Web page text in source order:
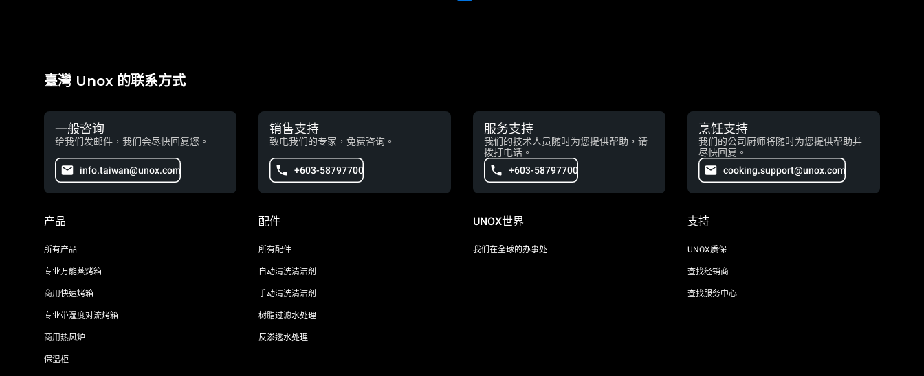
臺灣 Unox 的联系方式
一般咨询
给我们发邮件，我们会尽快回复您。
info.taiwan@unox.com
销售支持
致电我们的专家，免费咨询。
+603-58797700
服务支持
我们的技术人员随时为您提供帮助，请
拨打电话。
+603-58797700
烹饪支持
我们的公司厨师将随时为您提供帮助并
尽快回复。
cooking.support@unox.com
产品
所有产品
专业万能蒸烤箱
商用快速烤箱
专业带湿度对流烤箱
商用热风炉
保温柜
配件
所有配件
自动清洗清洁剂
手动清洗清洁剂
树脂过滤水处理
反渗透水处理
UNOX世界
我们在全球的办事处
支持
UNOX质保
查找经销商
查找服务中心